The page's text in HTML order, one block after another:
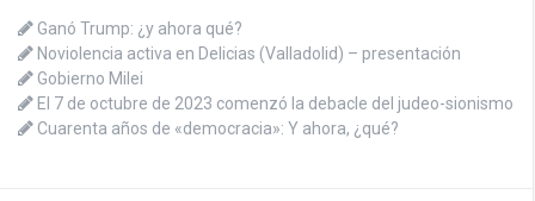
Ganó Trump: ¿y ahora qué?
Noviolencia activa en Delicias (Valladolid) – presentación
Gobierno Milei
El 7 de octubre de 2023 comenzó la debacle del judeo-sionismo
Cuarenta años de «democracia»: Y ahora, ¿qué?